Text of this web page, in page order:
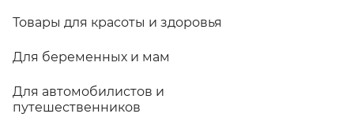
Товары для красоты и здоровья
Для беременных и мам
Для автомобилистов и
путешественников